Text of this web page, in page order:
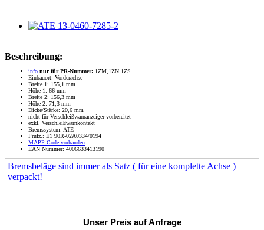
Beschreibung:
info nur für PR-Nummer: 1ZM,1ZN,1ZS
Einbauort: Vorderachse
Breite 1: 155,1 mm
Höhe 1: 66 mm
Breite 2: 156,3 mm
Höhe 2: 71,3 mm
Dicke/Stärke: 20,6 mm
nicht für Verschleißwarnanzeiger vorbereitet
exkl. Verschleißwarnkontakt
Bremssystem: ATE
Prüfz.: E1 90R-02A0334/0194
MAPP-Code vorhanden
EAN Nummer: 4006633413190
Bremsbeläge sind immer als Satz ( für eine komplette Achse )
verpackt!
Unser Preis auf Anfrage